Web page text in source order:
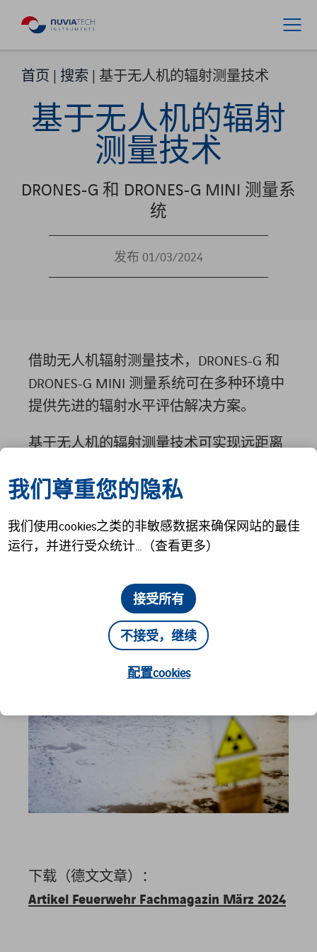
首页 | 搜索 | 基于无人机的辐射测量技术
基于无人机的辐射
测量技术
DRONES-G 和 DRONES-G MINI 测量系
统
发布 01/03/2024
借助无人机辐射测量技术，DRONES-G 和
DRONES-G MINI 测量系统可在多种环境中
提供先进的辐射水平评估解决方案。
基于无人机的辐射测量技术可实现远距离
风险。尽管低水平辐射事件仍需人工测
随着两个趋势的发展——探测系统的适应
系统在近期至中期内有望得到更广泛的应
下载（德文文章）：
Artikel Feuerwehr Fachmagazin März 2024
我们尊重您的隐私
我们使用cookies之类的非敏感数据来确保网站的最佳
运行，并进行受众统计…（查看更多）
接受所有
不接受，继续
配置cookies